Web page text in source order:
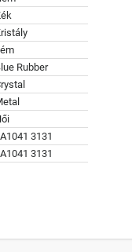
Rubber
3131
3131